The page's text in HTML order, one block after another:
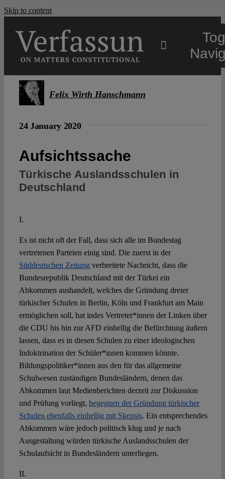
Skip to content
Projects
Spotlight
Felix Wirth Hanschmann
24 January 2020
Aufsichtssache
Türkische Auslandsschulen in
Deutschland
I.
Es ist nicht oft der Fall, dass sich alle im Bundestag
vertretenen Parteien einig sind. Die zuerst in der
Süddeutschen Zeitung verbreitete Nachricht, dass die
Bundesrepublik Deutschland mit der Türkei ein
Abkommen aushandelt, welches die Gründung dreier
türkischer Schulen in Berlin, Köln und Frankfurt am Main
ermöglichen soll, hat indes Vertreter*innen der Linken über
die CDU bis hin zur AFD einhellig die Befürchtung äußern
lassen, dass es in diesen Schulen zu einer ideologischen
Indoktrination der Schüler*innen kommen könnte.
Bildungspolitiker*innen aus den für das allgemeine
Schulwesen zuständigen Bundesländern, denen das
Abkommen laut Medienberichten derzeit zur Diskussion
und Prüfung vorliegt, begegnen der Gründung türkischer
Schulen ebenfalls einhellig mit Skepsis. Ein entsprechendes
Abkommen wäre jedoch politisch klug und je nach
Ausgestaltung würden türkische Auslandsschulen der
Schulaufsicht in Bundesländern unterliegen.
II.